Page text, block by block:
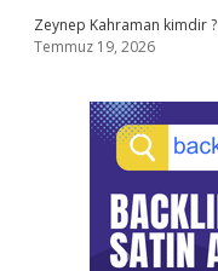
Zeynep Kahraman kimdir ?
Temmuz 19, 2026